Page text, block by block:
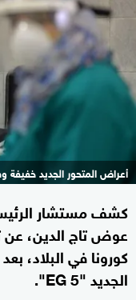
أعراض المتحور الجديد خفيفة
كشف مستشار
عوض تاج الدين، عن
كورونا في البلاد،
الجديد "EG 5".